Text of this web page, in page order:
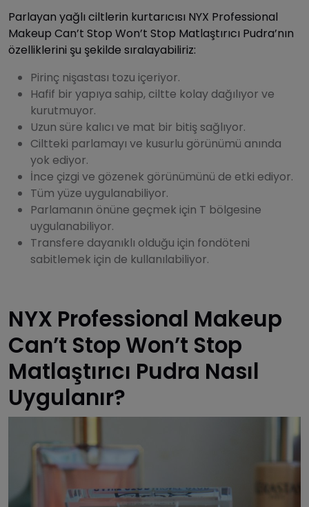
Parlayan yağlı ciltlerin kurtarıcısı NYX Professional
Makeup Can’t Stop Won’t Stop Matlaştırıcı Pudra’nın
özelliklerini şu şekilde sıralayabiliriz:
Pirinç nişastası tozu içeriyor.
Hafif bir yapıya sahip, ciltte kolay dağılıyor ve
kurutmuyor.
Uzun süre kalıcı ve mat bir bitiş sağlıyor.
Ciltteki parlamayı ve kusurlu görünümü anında
yok ediyor.
İnce çizgi ve gözenek görünümünü de etki ediyor.
Tüm yüze uygulanabiliyor.
Parlamanın önüne geçmek için T bölgesine
uygulanabiliyor.
Transfere dayanıklı olduğu için fondöteni
sabitlemek için de kullanılabiliyor.
NYX Professional Makeup
Can’t Stop Won’t Stop
Matlaştırıcı Pudra Nasıl
Uygulanır?